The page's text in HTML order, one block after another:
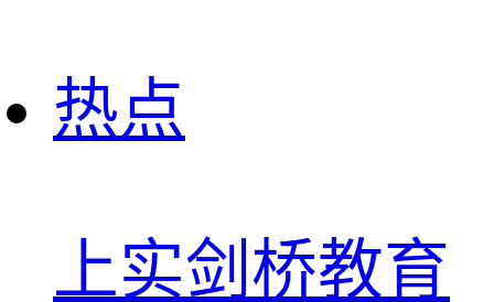
热点
上实剑桥教育